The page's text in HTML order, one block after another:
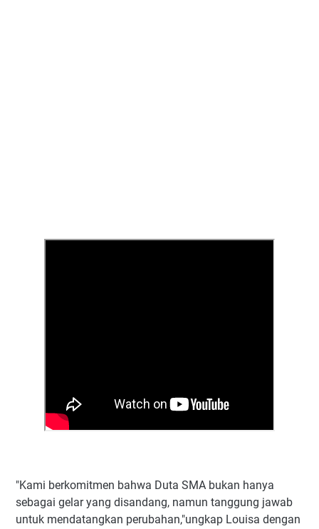
"Kami berkomitmen bahwa Duta SMA bukan hanya
sebagai gelar yang disandang, namun tanggung jawab
untuk mendatangkan perubahan,"ungkap Louisa dengan